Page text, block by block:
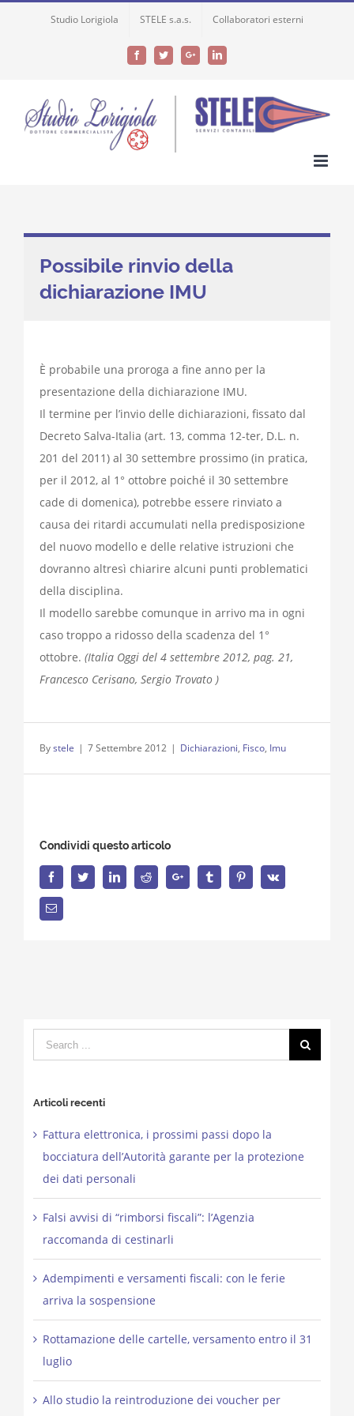
Studio Lorigiola STELE s.a.s. Collaboratori esterni
FacebookTwitterGoogle+LinkedIn
Possibile rinvio della
dichiarazione IMU
È probabile una proroga a fine anno per la
presentazione della dichiarazione IMU.
Il termine per l’invio delle dichiarazioni, fissato dal
Decreto Salva-Italia (art. 13, comma 12-ter, D.L. n.
201 del 2011) al 30 settembre prossimo (in pratica,
per il 2012, al 1° ottobre poiché il 30 settembre
cade di domenica), potrebbe essere rinviato a
causa dei ritardi accumulati nella predisposizione
del nuovo modello e delle relative istruzioni che
dovranno altresì chiarire alcuni punti problematici
della disciplina.
Il modello sarebbe comunque in arrivo ma in ogni
caso troppo a ridosso della scadenza del 1°
ottobre. (Italia Oggi del 4 settembre 2012, pag. 21,
Francesco Cerisano, Sergio Trovato )
Bystele | 7 Settembre 2012 | Dichiarazioni, Fisco, Imu
Condividi questo articolo
FacebookTwitterLinkedInReddit Google+ Tumblr PinterestVk
Email
Search
for:
Articoli recenti
Fattura elettronica, i prossimi passi dopo la
bocciatura dell’Autorità garante per la protezione
dei dati personali
Falsi avvisi di “rimborsi fiscali”: l’Agenzia
raccomanda di cestinarli
Adempimenti e versamenti fiscali: con le ferie
arriva la sospensione
Rottamazione delle cartelle, versamento entro il 31
luglio
Allo studio la reintroduzione dei voucher per